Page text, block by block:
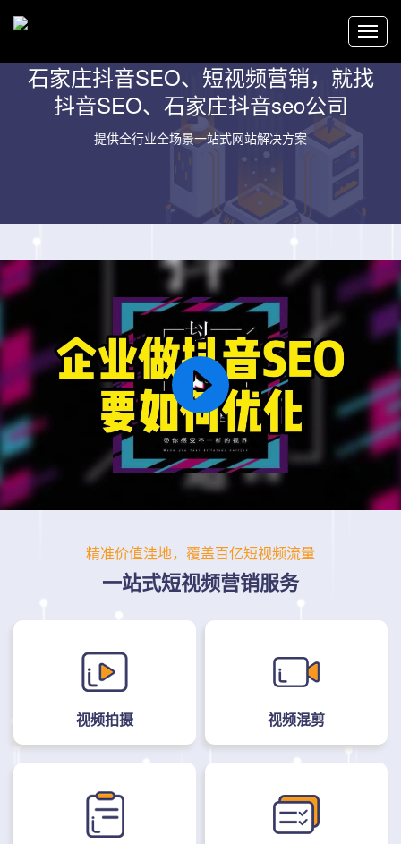
石家庄抖音SEO、短视频营销，就找
抖音SEO、石家庄抖音seo公司
提供全行业全场景一站式网站解决方案
精准价值洼地，覆盖百亿短视频流量
一站式短视频营销服务
视频拍摄 视频混剪